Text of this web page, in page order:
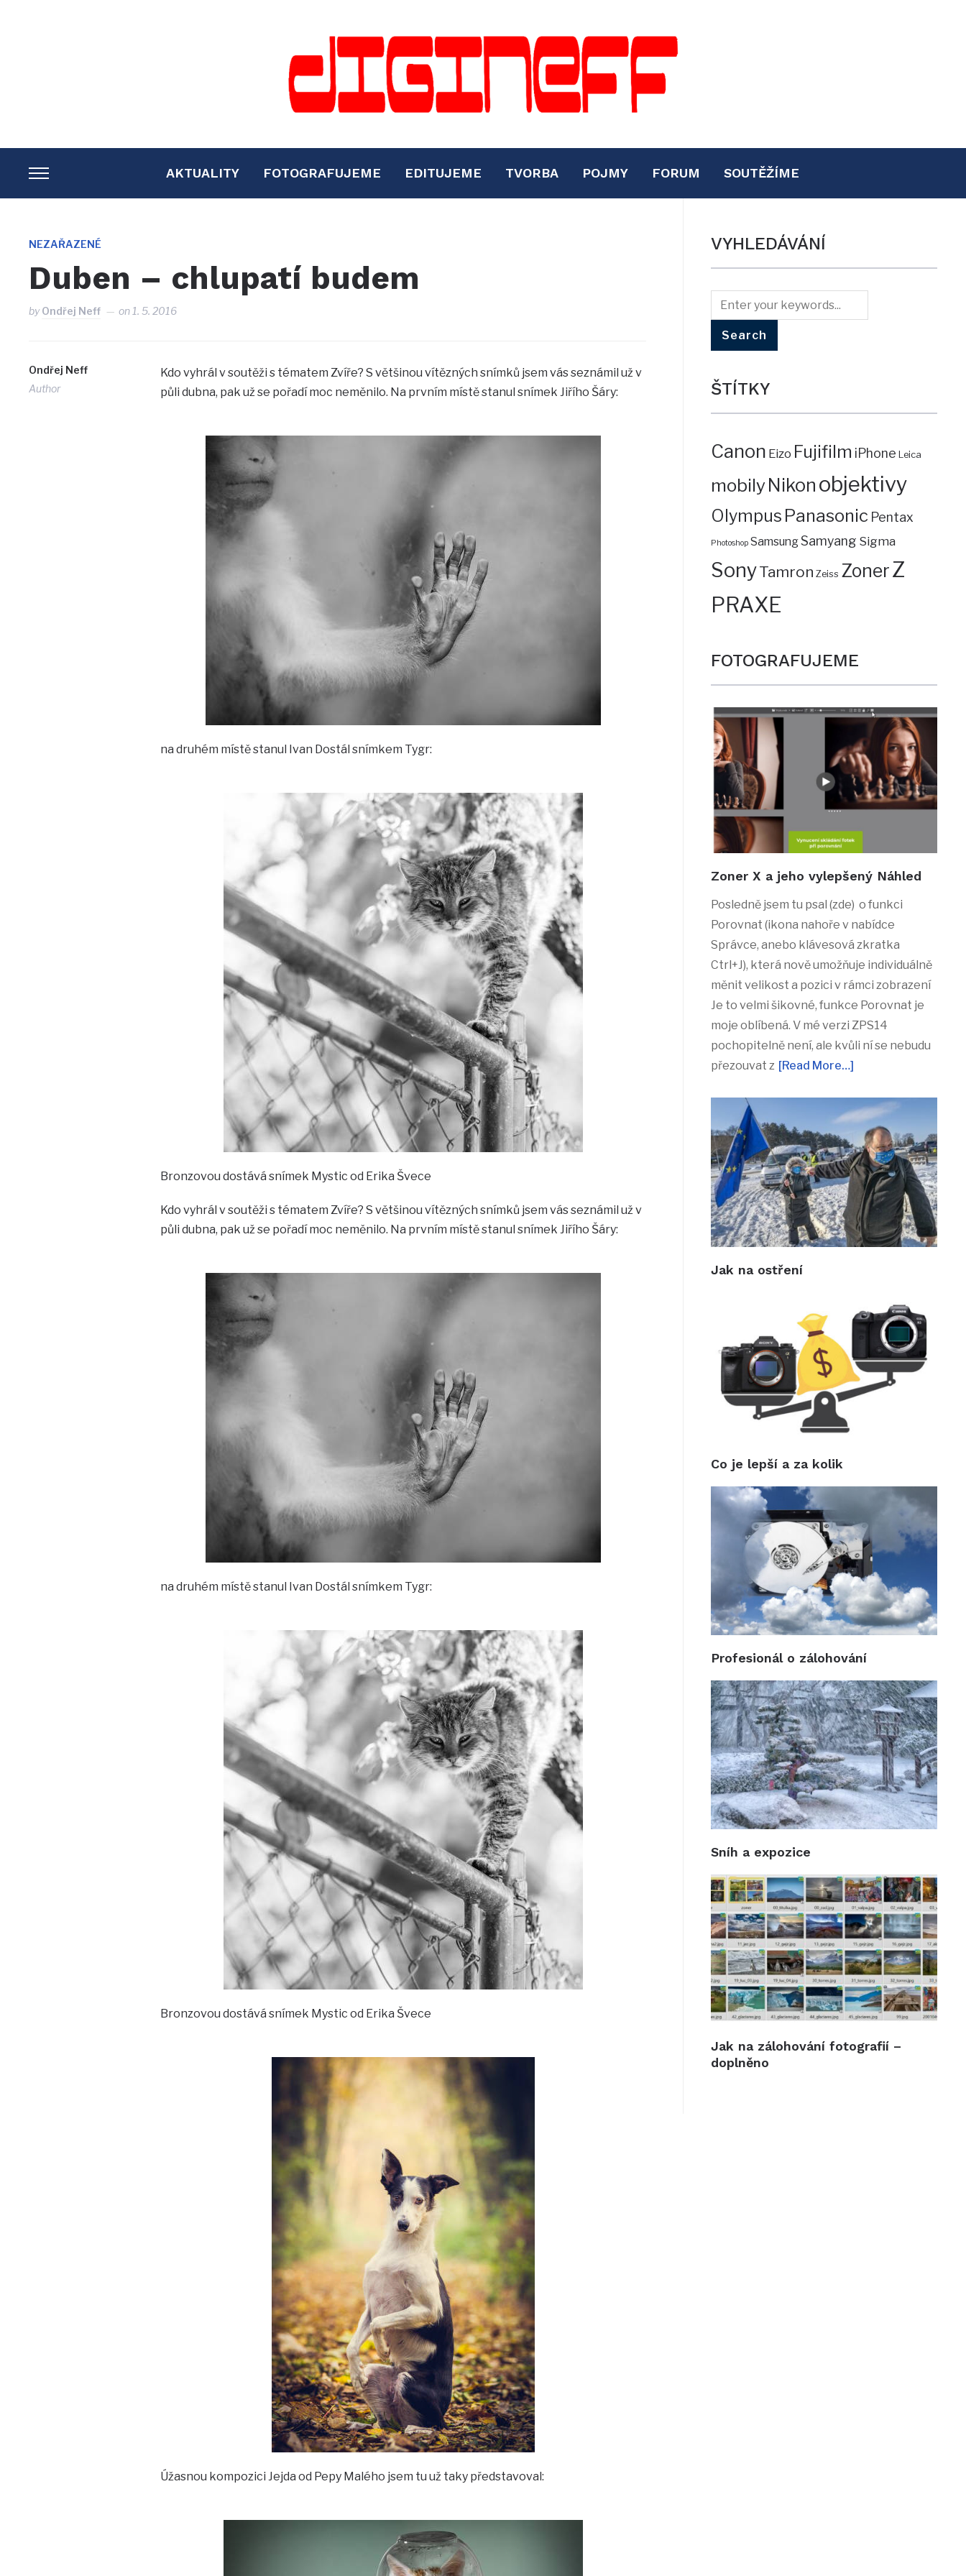
TOGGLE
SIDEBAR
NAVIGATION
AKTUALITY FOTOGRAFUJEME EDITUJEME TVORBA POJMY FORUM SOUTĚŽÍME
NEZAŘAZENÉ
Duben – chlupatí budem
byOndřej Neff on 1. 5. 2016
Ondřej Neff
Author
Kdo vyhrál v soutěži s tématem Zvíře? S většinou vítězných snímků jsem vás seznámil už v
půli dubna, pak už se pořadí moc neměnilo. Na prvním místě stanul snímek Jiřího Šáry:
na druhém místě stanul Ivan Dostál snímkem Tygr:
Bronzovou dostává snímek Mystic od Erika Švece
Kdo vyhrál v soutěži s tématem Zvíře? S většinou vítězných snímků jsem vás seznámil už v
půli dubna, pak už se pořadí moc neměnilo. Na prvním místě stanul snímek Jiřího Šáry:
na druhém místě stanul Ivan Dostál snímkem Tygr:
Bronzovou dostává snímek Mystic od Erika Švece
Úžasnou kompozici Jejda od Pepy Malého jsem tu už taky představoval:
VYHLEDÁVÁNÍ
ŠTÍTKY
Canon Eizo Fujifilm iPhone Leica
mobilyNikon objektivy
Olympus Panasonic Pentax
Photoshop SamsungSamyang Sigma
SonyTamron Zeiss ZonerZ
PRAXE
FOTOGRAFUJEME
Zoner X a jeho vylepšený Náhled
Posledně jsem tu psal (zde) o funkci
Porovnat (ikona nahoře v nabídce
Správce, anebo klávesová zkratka
Ctrl+J), která nově umožňuje individuálně
měnit velikost a pozici v rámci zobrazení
Je to velmi šikovné, funkce Porovnat je
moje oblíbená. V mé verzi ZPS14
pochopitelně není, ale kvůli ní se nebudu
přezouvat z [Read More…]
Jak na ostření
Co je lepší a za kolik
Profesionál o zálohování
Sníh a expozice
Jak na zálohování fotografií –
doplněno